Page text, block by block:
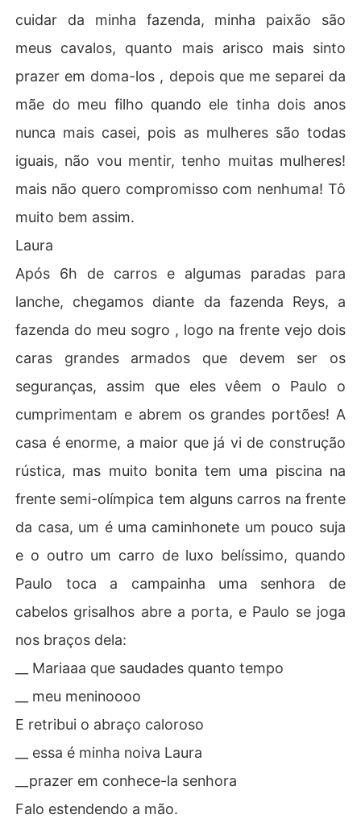
cuidar da minha fazenda, minha paixão são
meus cavalos, quanto mais arisco mais sinto
prazer em doma-los , depois que me separei da
mãe do meu filho quando ele tinha dois anos
nunca mais casei, pois as mulheres são todas
iguais, não vou mentir, tenho muitas mulheres!
mais não quero compromisso com nenhuma! Tô
muito bem assim.
Laura
Após 6h de carros e algumas paradas para
lanche, chegamos diante da fazenda Reys, a
fazenda do meu sogro , logo na frente vejo dois
caras grandes armados que devem ser os
seguranças, assim que eles vêem o Paulo o
cumprimentam e abrem os grandes portões! A
casa é enorme, a maior que já vi de construção
rústica, mas muito bonita tem uma piscina na
frente semi-olímpica tem alguns carros na frente
da casa, um é uma caminhonete um pouco suja
e o outro um carro de luxo belíssimo, quando
Paulo toca a campainha uma senhora de
cabelos grisalhos abre a porta, e Paulo se joga
nos braços dela:
__ Mariaaa que saudades quanto tempo
__ meu meninoooo
E retribui o abraço caloroso
__ essa é minha noiva Laura
__prazer em conhece-la senhora
Falo estendendo a mão.